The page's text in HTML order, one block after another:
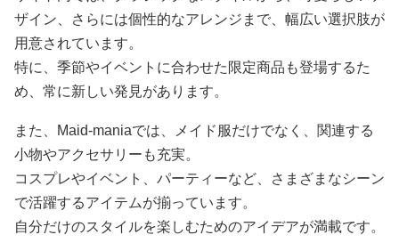
ザイン、さらには個性的なアレンジまで、幅広い選択肢が
用意されています。
特に、季節やイベントに合わせた限定商品も登場するた
め、常に新しい発見があります。
また、Maid-maniaでは、メイド服だけでなく、関連する
小物やアクセサリーも充実。
コスプレやイベント、パーティーなど、さまざまなシーン
で活躍するアイテムが揃っています。
自分だけのスタイルを楽しむためのアイデアが満載です。